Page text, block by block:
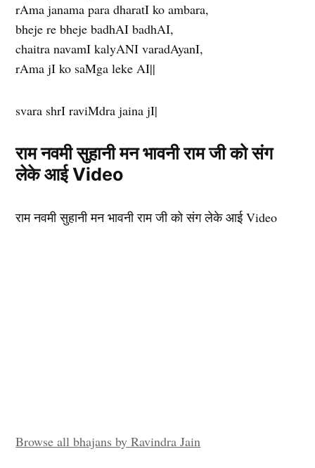
rAma janama para dharatI ko ambara,
bheje re bheje badhAI badhAI,
chaitra navamI kalyANI varadAyanI,
rAma jI ko saMga leke AI||
svara shrI raviMdra jaina jI|
राम नवमी सुहानी मन भावनी राम जी को संग
लेके आई Video
राम नवमी सुहानी मन भावनी राम जी को संग लेके आई Video
Browse all bhajans by Ravindra Jain